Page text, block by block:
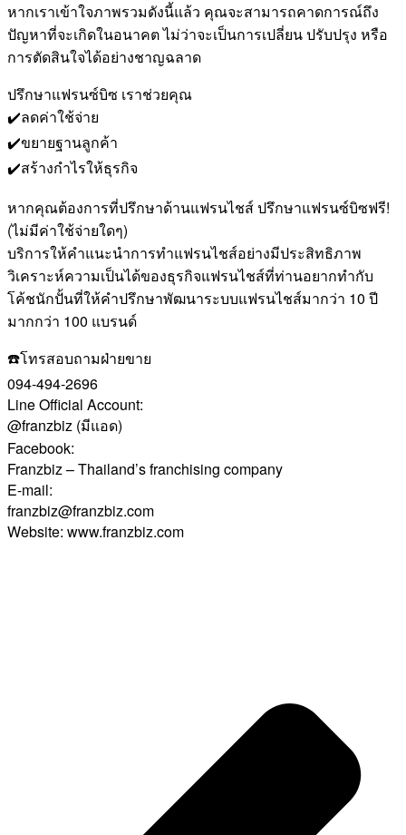
หากเราเข้าใจภาพรวมดังนี้แล้ว คุณจะสามารถคาดการณ์ถึง
ปัญหาที่จะเกิดในอนาคต ไม่ว่าจะเป็นการเปลี่ยน ปรับปรุง หรือ
การตัดสินใจได้อย่างชาญฉลาด
ปรึกษาแฟรนซ์บิซ เราช่วยคุณ
✔️ลดค่าใช้จ่าย
✔️ขยายฐานลูกค้า
✔️สร้างกำไรให้ธุรกิจ
หากคุณต้องการที่ปรึกษาด้านแฟรนไชส์ ปรึกษาแฟรนซ์บิซฟรี!
(ไม่มีค่าใช้จ่ายใดๆ)
บริการให้คำแนะนำการทำแฟรนไชส์อย่างมีประสิทธิภาพ
วิเคราะห์ความเป็นได้ของธุรกิจแฟรนไชส์ที่ท่านอยากทำกับ
โค้ชนักปั้นที่ให้คำปรึกษาพัฒนาระบบแฟรนไชส์มากว่า 10 ปี
มากกว่า 100 แบรนด์
☎️โทรสอบถามฝ่ายขาย
094-494-2696
Line Official Account:
@franzbiz (มีแอด)
Facebook:
Franzbiz – Thailand’s franchising company
E-mail:
franzbiz@franzbiz.com
Website: www.franzbiz.com